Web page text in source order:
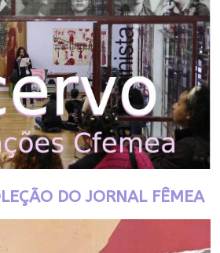
DO JORNAL FÊMEA